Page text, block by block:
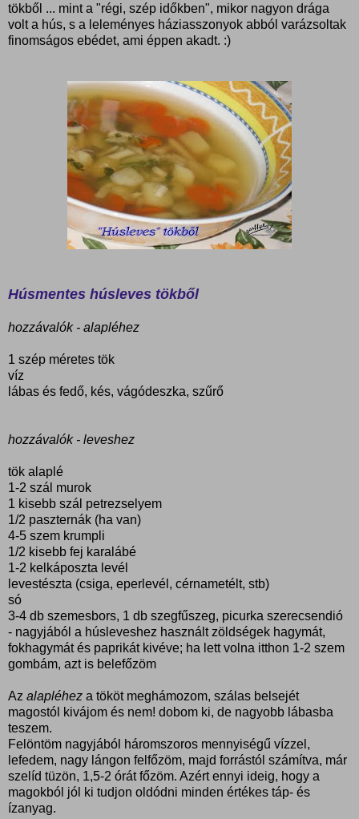
tökből ... mint a "régi, szép időkben", mikor nagyon drága
volt a hús, s a leleményes háziasszonyok abból varázsoltak
finomságos ebédet, ami éppen akadt. :)
Húsmentes húsleves tökből
hozzávalók - alapléhez
1 szép méretes tök
víz
lábas és fedő, kés, vágódeszka, szűrő
hozzávalók - leveshez
tök alaplé
1-2 szál murok
1 kisebb szál petrezselyem
1/2 paszternák (ha van)
4-5 szem krumpli
1/2 kisebb fej karalábé
1-2 kelkáposzta levél
levestészta (csiga, eperlevél, cérnametélt, stb)
só
3-4 db szemesbors, 1 db szegfűszeg, picurka szerecsendió
- nagyjából a húsleveshez használt zöldségek hagymát,
fokhagymát és paprikát kivéve; ha lett volna itthon 1-2 szem
gombám, azt is belefőzöm
Az alapléhez a tököt meghámozom, szálas belsejét
magostól kivájom és nem! dobom ki, de nagyobb lábasba
teszem.
Felöntöm nagyjából háromszoros mennyiségű vízzel,
lefedem, nagy lángon felfőzöm, majd forrástól számítva, már
szelíd tüzön, 1,5-2 órát főzöm. Azért ennyi ideig, hogy a
magokból jól ki tudjon oldódni minden értékes táp- és
ízanyag.